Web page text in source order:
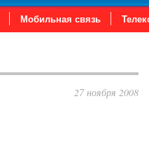
Мобильная связь
27 ноября 2008